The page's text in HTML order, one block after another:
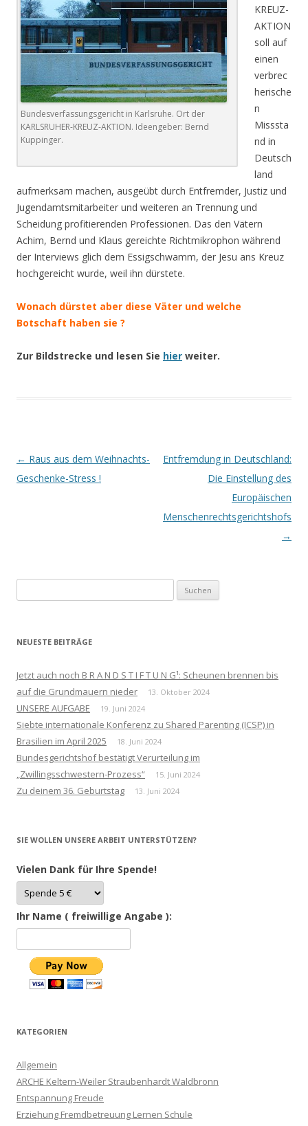
Bundesverfassungsgericht in Karlsruhe. Ort der
KARLSRUHER-KREUZ-AKTION. Ideengeber: Bernd
Kuppinger.
KREUZ-
AKTION
soll auf
einen
verbrec
herische
n
Misssta
nd in
Deutsch
land
aufmerksam machen, ausgeübt durch Entfremder, Justiz und
Jugendamtsmitarbeiter und weiteren an Trennung und
Scheidung profitierenden Professionen. Das den Vätern
Achim, Bernd und Klaus gereichte Richtmikrophon während
der Interviews glich dem Essigschwamm, der Jesu ans Kreuz
hochgereicht wurde, weil ihn dürstete.
Wonach dürstet aber diese Väter und welche
Botschaft haben sie ?
Zur Bildstrecke und lesen Sie hier weiter.
Beitrags-
Navigation
← Raus aus dem Weihnachts-
Geschenke-Stress !
Entfremdung in Deutschland:
Die Einstellung des
Europäischen
Menschenrechtsgerichtshofs
→
nach:
NEUESTE BEITRÄGE
Jetzt auch noch B R A N D S T I F T U N G¹: Scheunen brennen bis
auf die Grundmauern nieder
13. Oktober 2024
UNSERE AUFGABE 19. Juni 2024
Siebte internationale Konferenz zu Shared Parenting (ICSP) in
Brasilien im April 2025
18. Juni 2024
Bundesgerichtshof bestätigt Verurteilung im
„Zwillingsschwestern-Prozess“
15. Juni 2024
Zu deinem 36. Geburtstag 13. Juni 2024
SIE WOLLEN UNSERE ARBEIT UNTERSTÜTZEN?
Vielen Dank für Ihre Spende!
Ihr Name ( freiwillige Angabe ):
KATEGORIEN
Allgemein
ARCHE Keltern-Weiler Straubenhardt Waldbronn
Entspannung Freude
Erziehung Fremdbetreuung Lernen Schule